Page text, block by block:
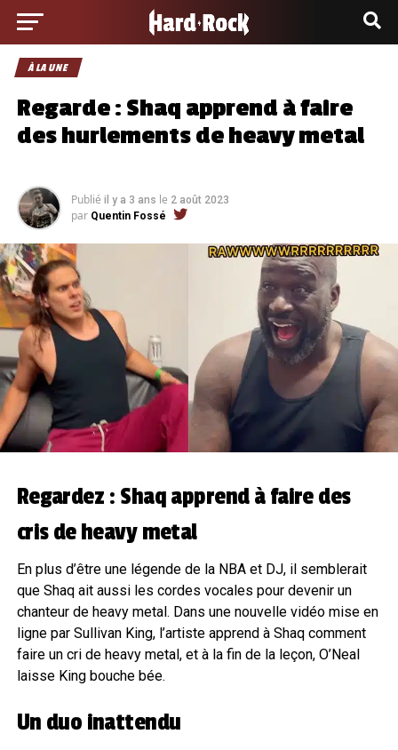
À LA UNE
Regarde : Shaq apprend à faire
des hurlements de heavy metal
Publié il y a 3 ans le 2 août 2023
par Quentin Fossé
Regardez : Shaq apprend à faire des
cris de heavy metal
En plus d’être une légende de la NBA et DJ, il semblerait
que Shaq ait aussi les cordes vocales pour devenir un
chanteur de heavy metal. Dans une nouvelle vidéo mise en
ligne par Sullivan King, l’artiste apprend à Shaq comment
faire un cri de heavy metal, et à la fin de la leçon, O’Neal
laisse King bouche bée.
Un duo inattendu